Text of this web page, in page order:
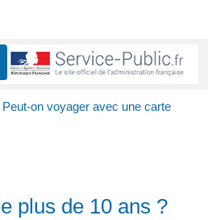
Peut-on voyager avec une carte
plus de 10 ans ?